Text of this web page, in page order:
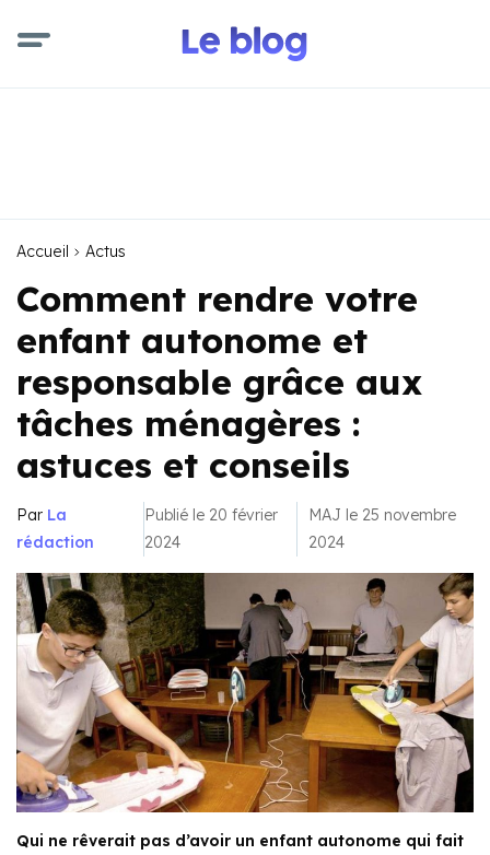
Accueil Actus
Comment rendre votre
enfant autonome et
responsable grâce aux
tâches ménagères :
astuces et conseils
Par La
rédaction
Publié le 20 février
2024
MAJ le 25 novembre
2024
Qui ne rêverait pas d’avoir un enfant autonome qui fait